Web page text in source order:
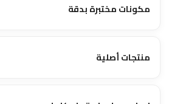
مكونات مختبرة بدقة
منتجات أصلية